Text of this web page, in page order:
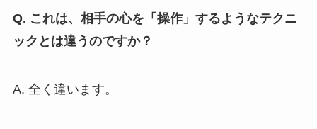
Q. これは、相手の心を「操作」するようなテクニ
ックとは違うのですか？
A. 全く違います。